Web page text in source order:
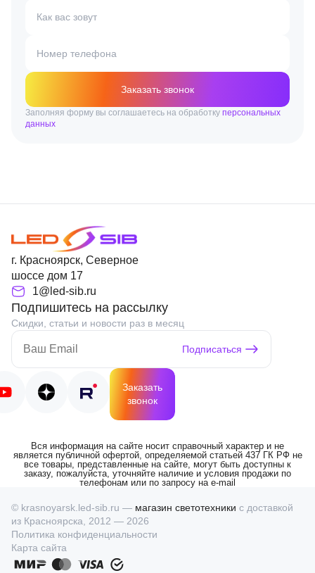
Как вас зовут
Номер телефона
Заказать звонок
Заполняя форму вы соглашаетесь на обработку персональных
данных
г. Красноярск, Северное
шоссе дом 17
1@led-sib.ru
Подпишитесь на рассылку
Скидки, статьи и новости раз в месяц
Подписаться
Заказать
звонок
Вся информация на сайте носит справочный характер и не
является публичной офертой, определяемой статьей 437 ГК РФ не
все товары, представленные на сайте, могут быть доступны к
заказу, пожалуйста, уточняйте наличие и условия продажи по
телефонам или по запросу на e-mail
© krasnoyarsk.led-sib.ru — магазин светотехники с доставкой
из Красноярска, 2012 — 2026
Политика конфиденциальности
Карта сайта